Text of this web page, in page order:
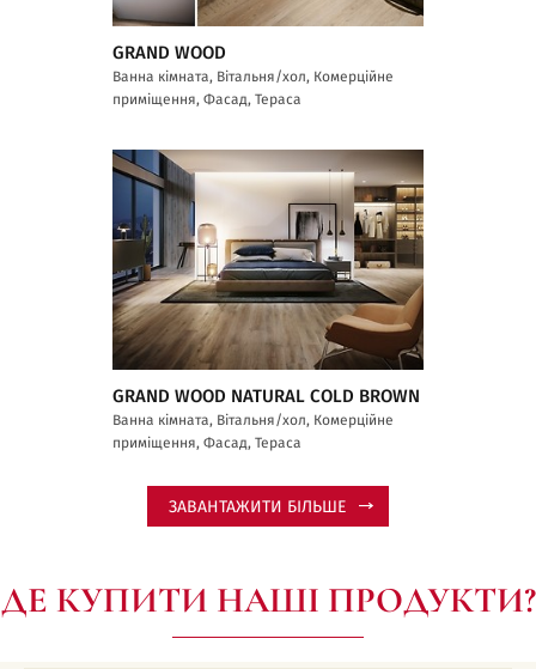
GRAND WOOD
Ванна кімната, Вітальня/хол, Комерційне
приміщення, Фасад, Тераса
GRAND WOOD NATURAL COLD BROWN
Ванна кімната, Вітальня/хол, Комерційне
приміщення, Фасад, Тераса
ЗАВАНТАЖИТИ БІЛЬШЕ
ДЕ КУПИТИ НАШІ ПРОДУКТИ?